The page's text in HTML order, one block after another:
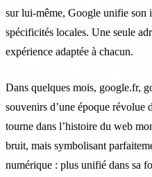
sur lui-même, Google unifie son
spécificités locales. Une seule
expérience adaptée à chacun.
Dans quelques mois, google.fr,
souvenirs d’une époque révolue
tourne dans l’histoire du web
bruit, mais symbolisant
numérique : plus unifié dans sa